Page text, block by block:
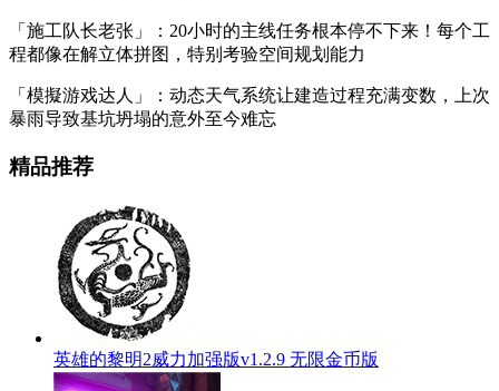
「施工队长老张」：20小时的主线任务根本停不下来！每个工
程都像在解立体拼图，特别考验空间规划能力
「模擬游戏达人」：动态天气系统让建造过程充满变数，上次
暴雨导致基坑坍塌的意外至今难忘
精品推荐
英雄的黎明2威力加强版v1.2.9 无限金币版